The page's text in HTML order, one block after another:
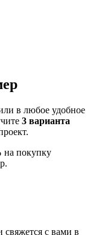
в любое удобное
3 варианта
на покупку
с вами в